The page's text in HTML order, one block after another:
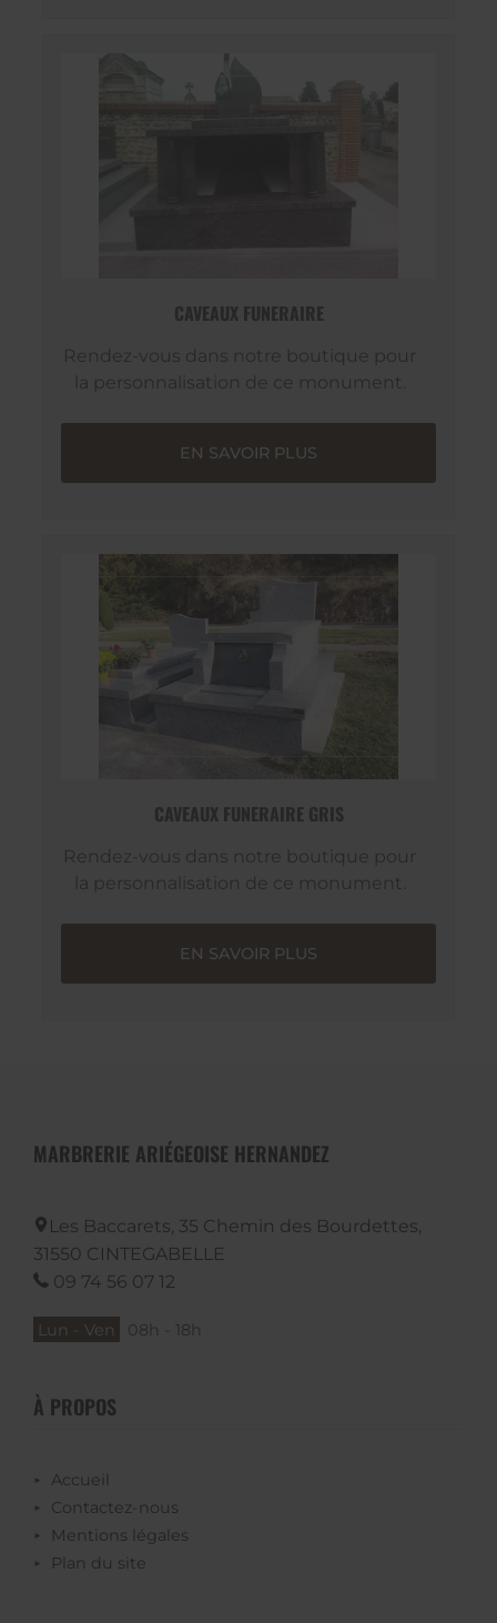
CAVEAUX FUNERAIRE
Rendez-vous dans notre boutique pour
la personnalisation de ce monument.
EN SAVOIR PLUS
CAVEAUX FUNERAIRE GRIS
Rendez-vous dans notre boutique pour
la personnalisation de ce monument.
EN SAVOIR PLUS
MARBRERIE ARIÉGEOISE HERNANDEZ
Les Baccarets, 35 Chemin des Bourdettes,
31550 CINTEGABELLE
09 74 56 07 12
Lun - Ven 08h - 18h
À PROPOS
Accueil
Contactez-nous
Mentions légales
Plan du site